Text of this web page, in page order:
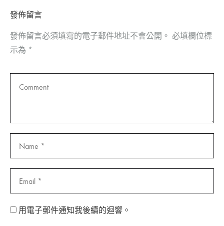
發佈留言
發佈留言必須填寫的電子郵件地址不會公開。 必填欄位標
示為 *
用電子郵件通知我後續的迴響。